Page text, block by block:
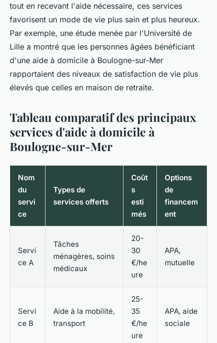
tout en recevant l'aide nécessaire, ces services
favorisent un mode de vie plus sain et plus heureux.
Par exemple, une étude menée par l'Université de
Lille a montré que les personnes âgées bénéficiant
d'une aide à domicile à Boulogne-sur-Mer
rapportaient des niveaux de satisfaction de vie plus
élevés que celles en maison de retraite.
Tableau comparatif des principaux
services d'aide à domicile à
Boulogne-sur-Mer
Nom
du
servi
ce
Types de
services offerts
Coût
s
esti
més
Options
de
financem
ent
Servi
ce A
Tâches
ménagères, soins
médicaux
20-
30
€/he
ure
APA,
mutuelle
Servi
ce B
Aide à la mobilité,
transport
25-
35
€/he
ure
APA, aide
sociale